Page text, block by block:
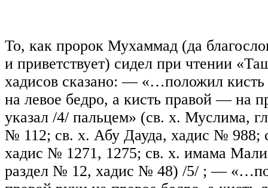
То, как пророк Мухаммад (да
и приветствует) сидел при чтении
хадисов сказано: — «…положил кисть
на левое бедро, а кисть правой — на
указал /4/ пальцем» (св. х. Муслима,
№ 112; св. х. Абу Дауда, хадис № 988;
хадис № 1271, 1275; св. х. имама
раздел № 12, хадис № 48) /5/ ; —